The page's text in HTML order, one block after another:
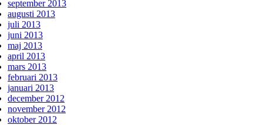
september 2013
augusti 2013
juli 2013
juni 2013
maj 2013
april 2013
mars 2013
februari 2013
januari 2013
december 2012
november 2012
oktober 2012